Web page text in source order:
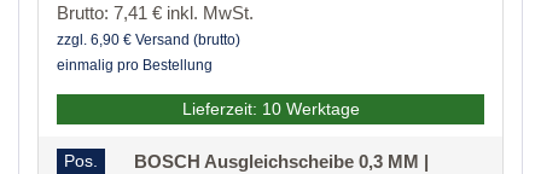
Brutto: 7,41 € inkl. MwSt.
zzgl. 6,90 € Versand (brutto)
einmalig pro Bestellung
Lieferzeit: 10 Werktage
Pos.
BOSCH Ausgleichscheibe 0,3 MM |